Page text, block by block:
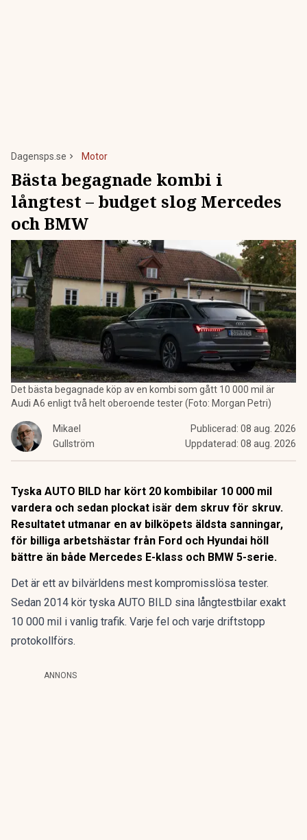
Dagensps.se Motor
Bästa begagnade kombi i
långtest – budget slog Mercedes
och BMW
Det bästa begagnade köp av en kombi som gått 10 000 mil är
Audi A6 enligt två helt oberoende tester (Foto: Morgan Petri)
Mikael
Gullström
Publicerad: 08 aug. 2026
Uppdaterad: 08 aug. 2026
Tyska AUTO BILD har kört 20 kombibilar 10 000 mil
vardera och sedan plockat isär dem skruv för skruv.
Resultatet utmanar en av bilköpets äldsta sanningar,
för billiga arbetshästar från Ford och Hyundai höll
bättre än både Mercedes E-klass och BMW 5-serie.
Det är ett av bilvärldens mest kompromisslösa tester.
Sedan 2014 kör tyska AUTO BILD sina långtestbilar exakt
10 000 mil i vanlig trafik. Varje fel och varje driftstopp
protokollförs.
ANNONS